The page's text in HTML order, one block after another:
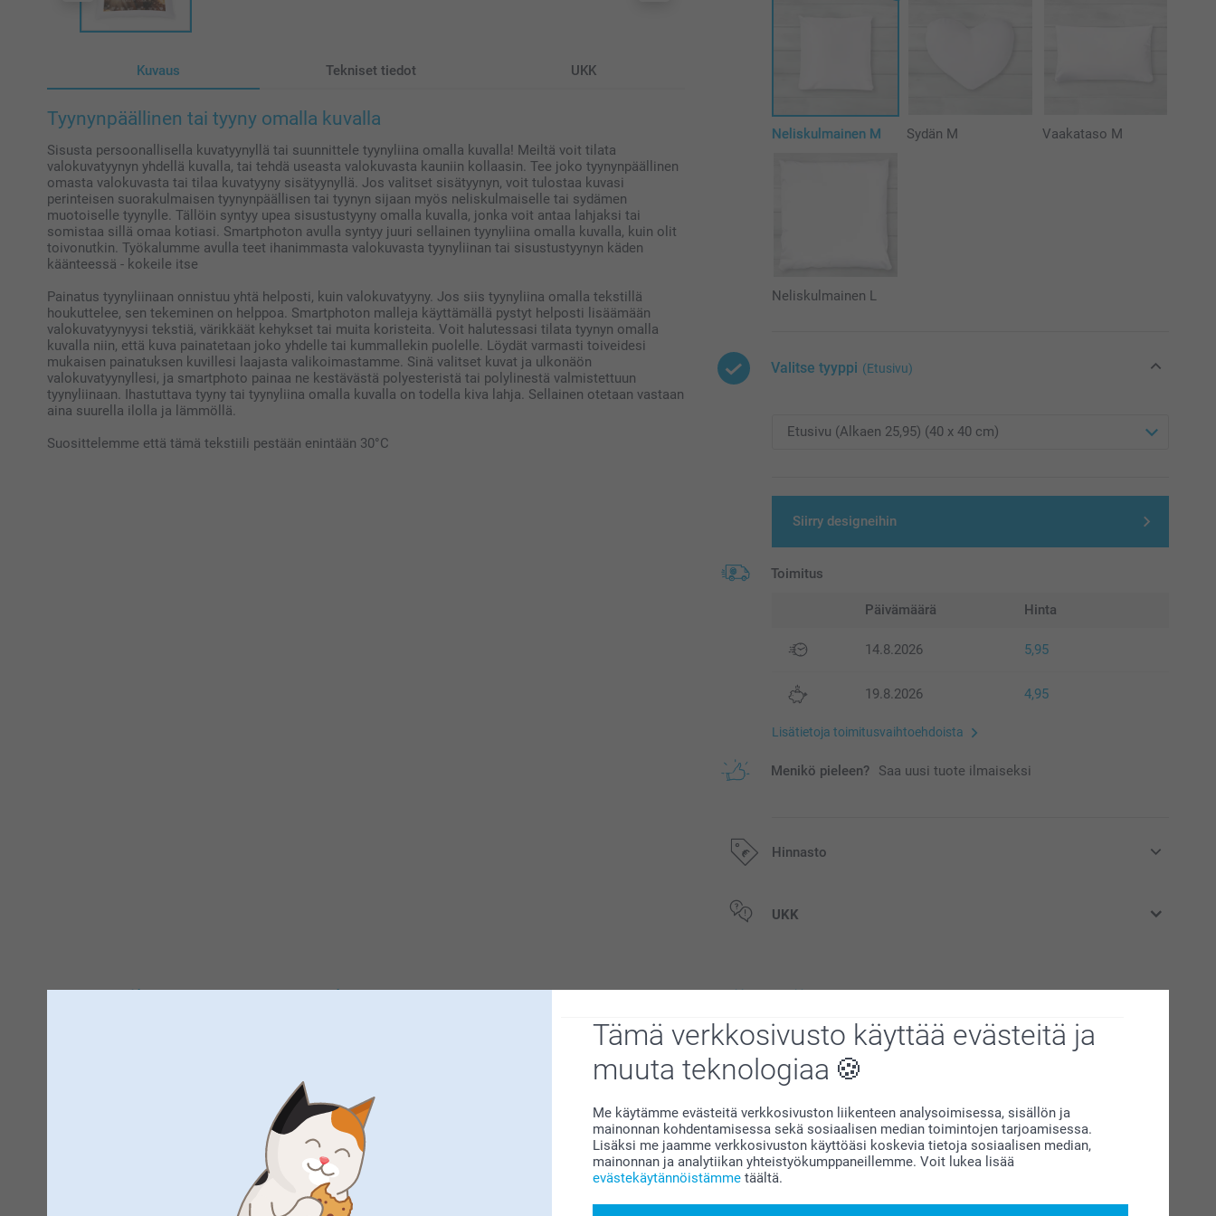
Tämä verkkosivusto käyttää evästeitä ja
muuta teknologiaa
Me käytämme evästeitä verkkosivuston liikenteen analysoimisessa, sisällön ja
mainonnan kohdentamisessa sekä sosiaalisen median toimintojen tarjoamisessa.
Lisäksi me jaamme verkkosivuston käyttöäsi koskevia tietoja sosiaalisen median,
mainonnan ja analytiikan yhteistyökumppaneillemme. Voit lukea lisää
evästekäytännöistämme täältä.
Kuvaus Tekniset tiedot UKK
Tyynynpäällinen tai tyyny omalla kuvalla
Sisusta persoonallisella kuvatyynyllä tai suunnittele tyynyliina omalla kuvalla! Meiltä voit tilata
valokuvatyynyn yhdellä kuvalla, tai tehdä useasta valokuvasta kauniin kollaasin. Tee joko tyynynpäällinen
omasta valokuvasta tai tilaa kuvatyyny sisätyynyllä. Jos valitset sisätyynyn, voit tulostaa kuvasi
perinteisen suorakulmaisen tyynynpäällisen tai tyynyn sijaan myös neliskulmaiselle tai sydämen
muotoiselle tyynylle. Tällöin syntyy upea sisustustyyny omalla kuvalla, jonka voit antaa lahjaksi tai
somistaa sillä omaa kotiasi. Smartphoton avulla syntyy juuri sellainen tyynyliina omalla kuvalla, kuin olit
toivonutkin. Työkalumme avulla teet ihanimmasta valokuvasta tyynyliinan tai sisustustyynyn käden
käänteessä - kokeile itse
Painatus tyynyliinaan onnistuu yhtä helposti, kuin valokuvatyyny. Jos siis tyynyliina omalla tekstillä
houkuttelee, sen tekeminen on helppoa. Smartphoton malleja käyttämällä pystyt helposti lisäämään
valokuvatyynyysi tekstiä, värikkäät kehykset tai muita koristeita. Voit halutessasi tilata tyynyn omalla
kuvalla niin, että kuva painatetaan joko yhdelle tai kummallekin puolelle. Löydät varmasti toiveidesi
mukaisen painatuksen kuvillesi laajasta valikoimastamme. Sinä valitset kuvat ja ulkonäön
valokuvatyynyllesi, ja smartphoto painaa ne kestävästä polyesteristä tai polylinestä valmistettuun
tyynyliinaan. Ihastuttava tyyny tai tyynyliina omalla kuvalla on todella kiva lahja. Sellainen otetaan vastaan
aina suurella ilolla ja lämmöllä.
Suosittelemme että tämä tekstiili pestään enintään 30°C
Neliskulmainen M Sydän M Vaakataso M
Neliskulmainen L
Valitse tyyppi (Etusivu)
Siirry designeihin
Toimitus
Päivämäärä Hinta
14.8.2026 5,95
19.8.2026 4,95
Lisätietoja toimitusvaihtoehdoista
Menikö pieleen? Saa uusi tuote ilmaiseksi
Hinnasto
Kaikki hinnat ovat euroina, sisältävät arvonlisäveron ja eivät sisällä
UKK
Trustpilot tuotearvostelut
57
16
Liittyvät tuotteet
Uusi mallia
Tuikkukippo
5 mallia
Alkaen 15,95
(9 arvostelut)
Puutaulu pieni
(6 arvostelut)
Huppupyyhe
26,95
(1 arvostelut)
Pehmolelu
7 mallia